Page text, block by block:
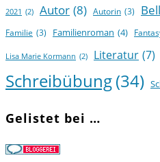
2021 (2) Autor (8) Autorin (3)
Familie (3) Familienroman (4)
Lisa Marie Kormann (2) Literatur (7)
Schreibübung(34)
Gelistet bei …